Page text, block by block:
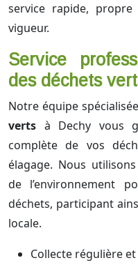
service rapide,
vigueur.
Service
des déchets
Notre équipe
verts à Dechy vous
complète de vos
élagage. Nous
de l’environnement
déchets, participant
locale.
Collecte régulière